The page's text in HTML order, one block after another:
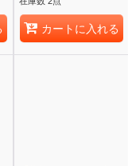
カートに入れる